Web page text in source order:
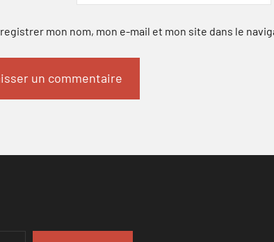
mon nom, mon e-mail et mon site dans le